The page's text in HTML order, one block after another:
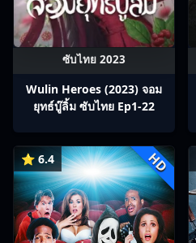
ซับไทย 2023
Wulin Heroes (2023) จอม
ยุทธ์บู๊ลิ้ม ซับไทย Ep1-22
⭐ 6.4 HD